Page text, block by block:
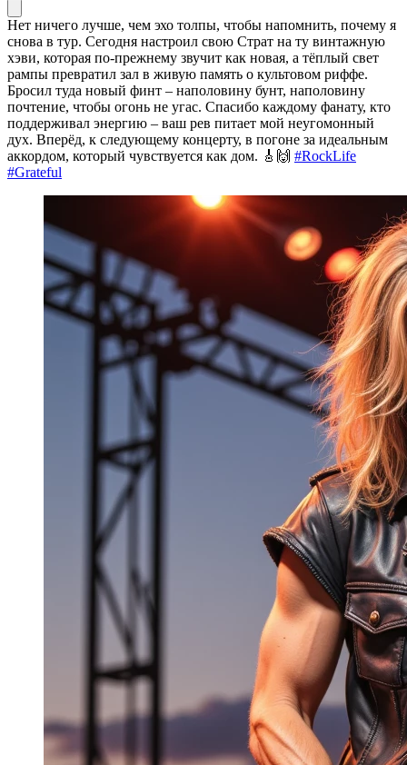
Нет ничего лучше, чем эхо толпы, чтобы напомнить, почему я
снова в тур. Сегодня настроил свою Страт на ту винтажную
хэви, которая по-прежнему звучит как новая, а тёплый свет
рампы превратил зал в живую память о культовом риффе.
Бросил туда новый финт – наполовину бунт, наполовину
почтение, чтобы огонь не угас. Спасибо каждому фанату, кто
поддерживал энергию – ваш рев питает мой неугомонный
дух. Вперёд, к следующему концерту, в погоне за идеальным
аккордом, который чувствуется как дом. 🎸🙌 #RockLife
#Grateful